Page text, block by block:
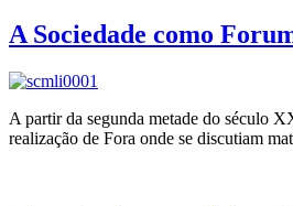
A Sociedade como
A partir da segunda metade do século
realização de Fora onde se discutiam